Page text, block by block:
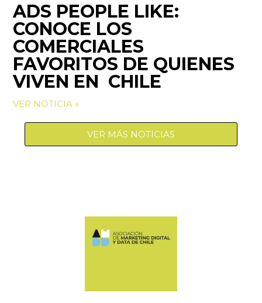
ADS PEOPLE LIKE:
CONOCE LOS
COMERCIALES
FAVORITOS DE QUIENES
VIVEN EN CHILE
VER NOTICIA »
VER MÁS NOTICIAS